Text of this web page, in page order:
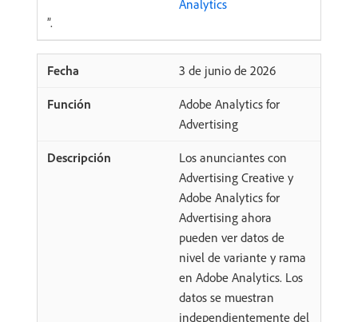
Analytics
”.
3 de junio de 2026
Adobe Analytics for
Advertising
Los anunciantes con
Advertising Creative y
Adobe Analytics for
Advertising ahora
pueden ver datos de
nivel de variante y rama
en Adobe Analytics. Los
datos se muestran
independientemente del